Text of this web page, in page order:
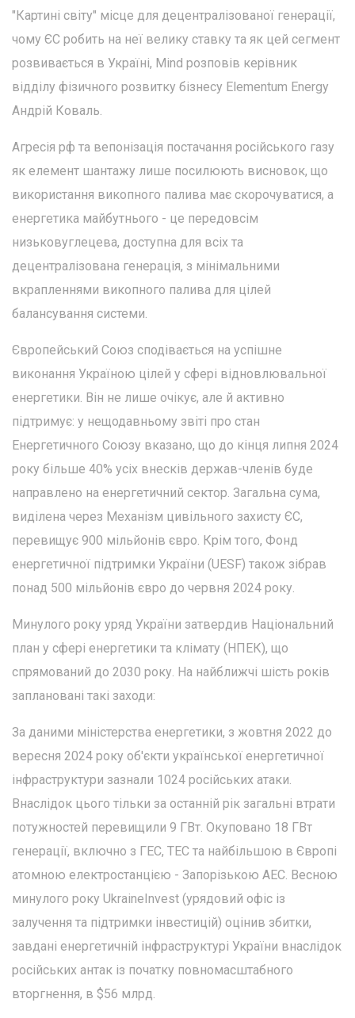
"Картині світу" місце для децентралізованої генерації,
чому ЄС робить на неї велику ставку та як цей сегмент
розвивається в Україні, Mind розповів керівник
відділу фізичного розвитку бізнесу Elementum Energy
Андрій Коваль.
Агресія рф та вепонізація постачання російського газу
як елемент шантажу лише посилюють висновок, що
використання викопного палива має скорочуватися, а
енергетика майбутнього - це передовсім
низьковуглецева, доступна для всіх та
децентралізована генерація, з мінімальними
вкрапленнями викопного палива для цілей
балансування системи.
Європейський Союз сподівається на успішне
виконання Україною цілей у сфері відновлювальної
енергетики. Він не лише очікує, але й активно
підтримує: у нещодавньому звіті про стан
Енергетичного Союзу вказано, що до кінця липня 2024
року більше 40% усіх внесків держав-членів буде
направлено на енергетичний сектор. Загальна сума,
виділена через Механізм цивільного захисту ЄС,
перевищує 900 мільйонів євро. Крім того, Фонд
енергетичної підтримки України (UESF) також зібрав
понад 500 мільйонів євро до червня 2024 року.
Минулого року уряд України затвердив Національний
план у сфері енергетики та клімату (НПЕК), що
спрямований до 2030 року. На найближчі шість років
заплановані такі заходи:
За даними міністерства енергетики, з жовтня 2022 до
вересня 2024 року об'єкти української енергетичної
інфраструктури зазнали 1024 російських атаки.
Внаслідок цього тільки за останній рік загальні втрати
потужностей перевищили 9 ГВт. Окуповано 18 ГВт
генерації, включно з ГЕС, ТЕС та найбільшою в Європі
атомною електростанцією - Запорізькою АЕС. Весною
минулого року UkraineInvest (урядовий офіс із
залучення та підтримки інвестицій) оцінив збитки,
завдані енергетичній інфраструктурі України внаслідок
російських антак із початку повномасштабного
вторгнення, в $56 млрд.